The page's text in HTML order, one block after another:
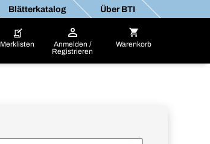
Blätterkatalog Über BTI
Merklisten
Anmelden /
Registrieren
Warenkorb